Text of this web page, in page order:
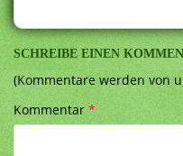
SCHREIBE EINEN
(Kommentare werden von
Kommentar*